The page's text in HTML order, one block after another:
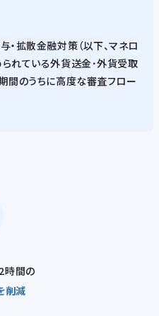
・拡散金融対策（以下、マネロ
られている外貨送金･外貨受取
間のうちに高度な審査フロー
時間の
削減